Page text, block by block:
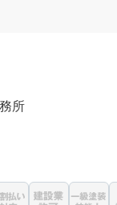
所